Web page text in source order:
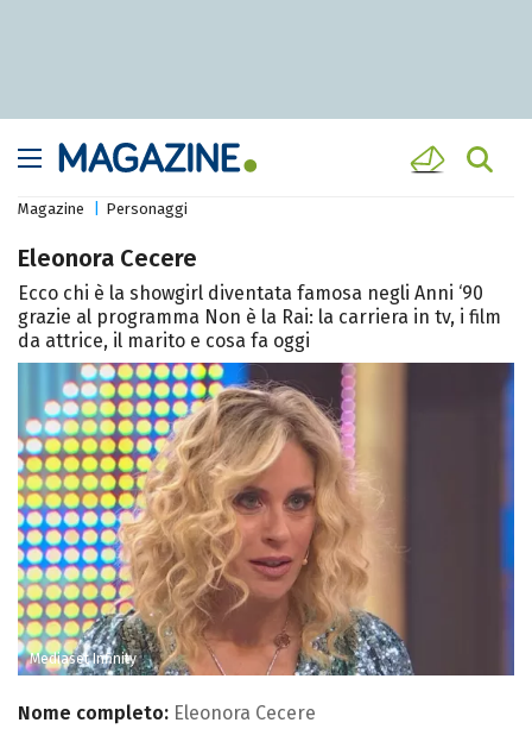
Magazine Personaggi
Eleonora Cecere
Ecco chi è la showgirl diventata famosa negli Anni ‘90
grazie al programma Non è la Rai: la carriera in tv, i film
da attrice, il marito e cosa fa oggi
Mediaset Infinity
Nome completo: Eleonora Cecere